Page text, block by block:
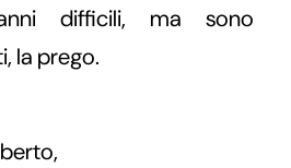
difficili, ma sono
la prego.